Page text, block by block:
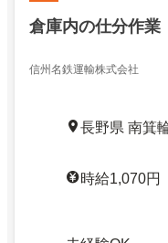
倉庫内の仕分作業
信州名鉄運輸株式会社
長野県 南箕
時給1,070円